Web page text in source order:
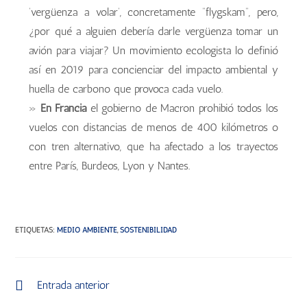
‘vergüenza a volar’, concretamente “flygskam”, pero,
¿por qué a alguien debería darle vergüenza tomar un
avión para viajar? Un movimiento ecologista lo definió
así en 2019 para concienciar del impacto ambiental y
huella de carbono que provoca cada vuelo.
» En Franciael gobierno de Macron prohibió todos los
vuelos con distancias de menos de 400 kilómetros o
con tren alternativo, que ha afectado a los trayectos
entre París, Burdeos, Lyon y Nantes.
ETIQUETAS:MEDIO AMBIENTE, SOSTENIBILIDAD
Entrada anterior